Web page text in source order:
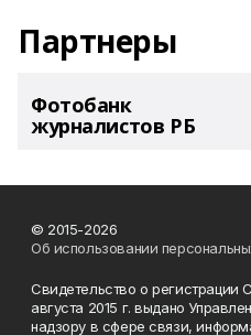
Партнеры
Фотобанк
журналистов РБ
© 2015-2026
Об использовании
Свидетельство о
августа 2015 г. выдано
надзору в сфере связи,